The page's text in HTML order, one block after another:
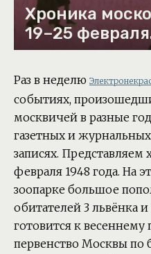
Хроника
19–25
Раз в неделю
событиях,
москвичей в разные
газетных и
записях. Представляем
февраля 1948 года. На
зоопарке большое
обитателей 3 львёнка
готовится к весеннему
первенство Москвы по